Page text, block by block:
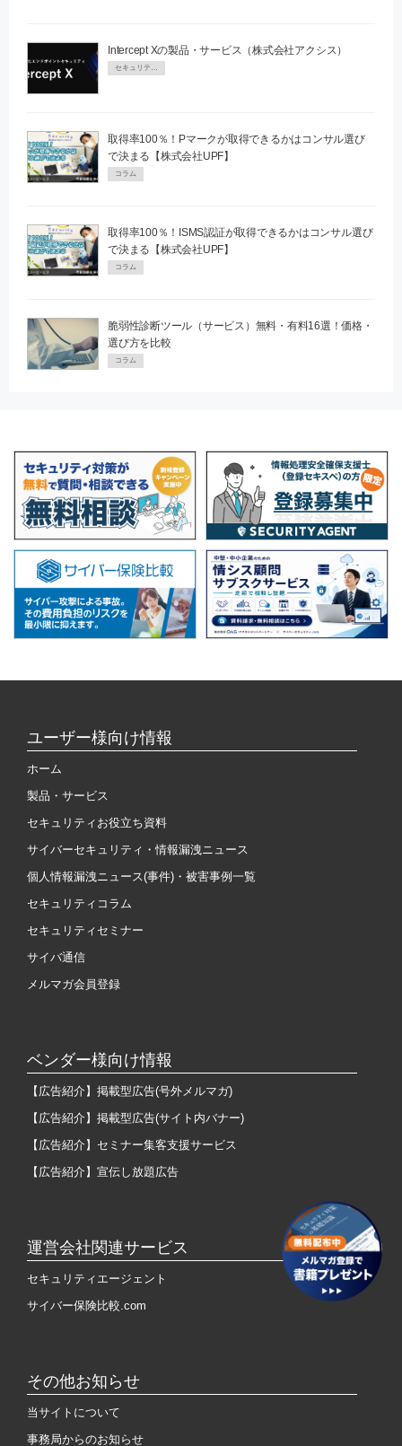
Intercept Xの製品・サービス（株式会社アクシス）
取得率100％！Pマークが取得できるかはコンサル選び
で決まる【株式会社UPF】
コラム
取得率100％！ISMS認証が取得できるかはコンサル選び
で決まる【株式会社UPF】
コラム
脆弱性診断ツール（サービス）無料・有料16選！価格・
選び方を比較
コラム
ユーザー様向け情報
ホーム
製品・サービス
セキュリティお役立ち資料
サイバーセキュリティ・情報漏洩ニュース
個人情報漏洩ニュース(事件)・被害事例一覧
セキュリティコラム
セキュリティセミナー
サイバ通信
メルマガ会員登録
ベンダー様向け情報
【広告紹介】掲載型広告(号外メルマガ)
【広告紹介】掲載型広告(サイト内バナー)
【広告紹介】セミナー集客支援サービス
【広告紹介】宣伝し放題広告
運営会社関連サービス
セキュリティエージェント
サイバー保険比較.com
その他お知らせ
当サイトについて
事務局からのお知らせ